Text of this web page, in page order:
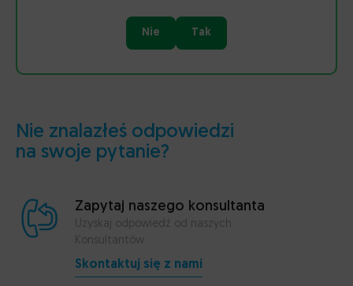
Nie Tak
Nie znalazłeś odpowiedzi
na swoje pytanie?
Zapytaj naszego konsultanta
Uzyskaj odpowiedź od naszych
Konsultantów
Skontaktuj się z nami